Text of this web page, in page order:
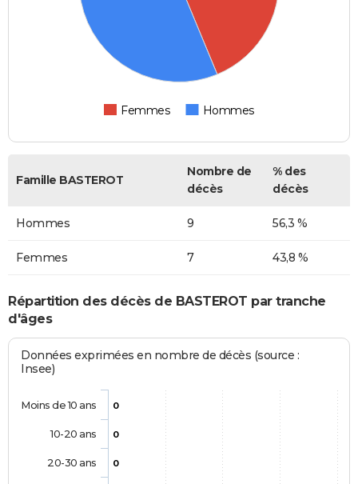
Femmes Hommes
Famille BASTEROT
Nombre de
décès
% des
décès
Hommes 9 56,3 %
Femmes 7 43,8 %
Répartition des décès de BASTEROT par tranche
d'âges
Données exprimées en nombre de décès (source :
Insee)
0
0
0
Moins de 10 ans
10-20 ans
20-30 ans